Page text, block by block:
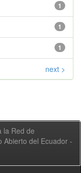
1
1
1
next >
la Red de
Abierto del Ecuador -